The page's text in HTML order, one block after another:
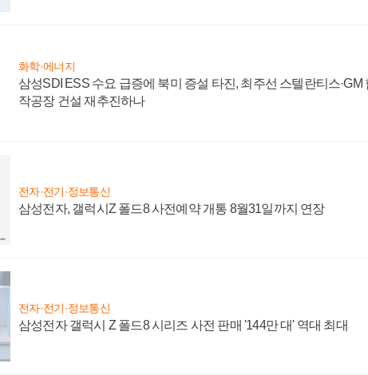
화학·에너지
삼성SDI ESS 수요 급증에 북미 증설 타진, 최주선 스텔란티스·GM
작공장 건설 재추진하나
전자·전기·정보통신
삼성전자, 갤럭시Z 폴드8 사전예약 개통 8월31일까지 연장
전자·전기·정보통신
삼성전자 갤럭시 Z 폴드8 시리즈 사전 판매 '144만 대' 역대 최대